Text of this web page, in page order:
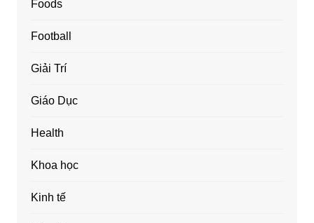
Foods
Football
Giải Trí
Giáo Dục
Health
Khoa học
Kinh tế